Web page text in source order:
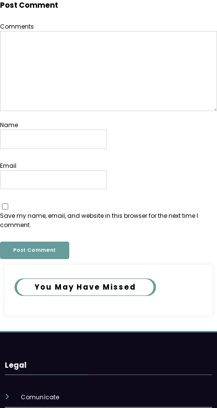
Post Comment
Comments
Name
Email
Save my name, email, and website in this browser for the next time I
comment.
You May Have Missed
Legal
Comunícate